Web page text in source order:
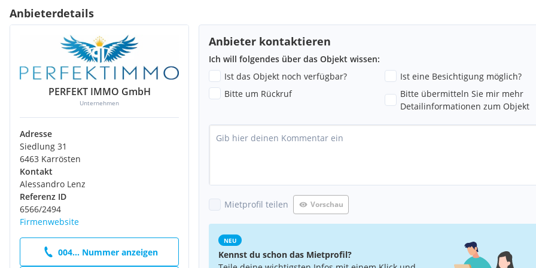
Energieausweis: in Arbeit
Widmung: Bau-Mischgebiet
Mietwohnungen:
Ausstattung: cremeweiße Einbauküchen, Badezimmereinrichtung
Fenster: 3-fach verglast, mit Sonnenschutz
Böden: Parkett und Fliesen
Büroflächen:
Ausstattung: cremeweiße Einbauküchen, Badezimmereinrichtung
Anbieterdetails
PERFEKT IMMO GmbH
Unternehmen
Adresse
Siedlung 31
6463 Karrösten
Kontakt
Alessandro Lenz
Referenz ID
6566/2494
Firmenwebsite
004... Nummer anzeigen
Anbieter kontaktieren
Ich will folgendes über das Objekt wissen:
Ist das Objekt noch verfügbar?
Ist eine Besichtigung möglich?
Bitte um Rückruf
Bitte übermitteln Sie mir mehr
Detailinformationen zum Objekt
Mietprofil teilen Vorschau
NEU
Kennst du schon das Mietprofil?